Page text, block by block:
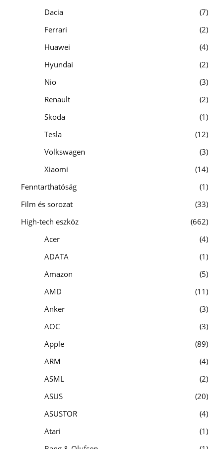
Dacia
7
Ferrari
2
Huawei
4
Hyundai
2
Nio
3
Renault
2
Skoda
1
Tesla
12
Volkswagen
3
Xiaomi
14
Fenntarthatóság
1
Film és sorozat
33
High-tech eszköz
662
Acer
4
ADATA
1
Amazon
5
AMD
11
Anker
3
AOC
3
Apple
89
ARM
4
ASML
2
ASUS
20
ASUSTOR
4
Atari
1